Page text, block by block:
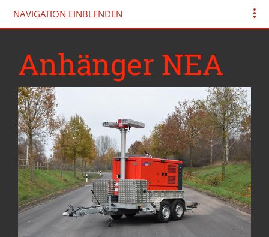
NAVIGATION EINBLENDEN
Anhänger NEA